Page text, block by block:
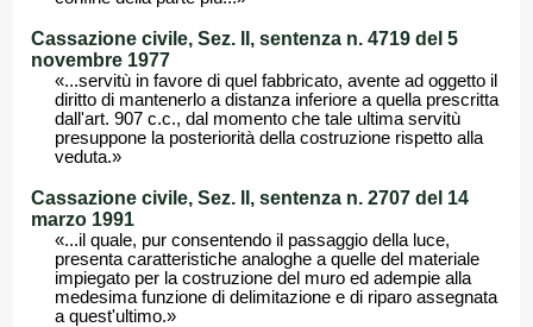
Cassazione civile, Sez. II, sentenza n. 4719 del 5
novembre 1977
«...servitù in favore di quel fabbricato, avente ad oggetto il
diritto di mantenerlo a distanza inferiore a quella prescritta
dall'art. 907 c.c., dal momento che tale ultima servitù
presuppone la posteriorità della costruzione rispetto alla
veduta.»
Cassazione civile, Sez. II, sentenza n. 2707 del 14
marzo 1991
«...il quale, pur consentendo il passaggio della luce,
presenta caratteristiche analoghe a quelle del materiale
impiegato per la costruzione del muro ed adempie alla
medesima funzione di delimitazione e di riparo assegnata
a quest'ultimo.»